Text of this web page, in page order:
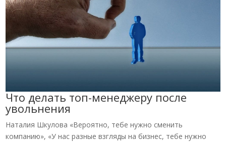
Что делать топ-менеджеру после
увольнения
Наталия Шкулова «Вероятно, тебе нужно сменить
компанию», «У нас разные взгляды на бизнес, тебе нужно